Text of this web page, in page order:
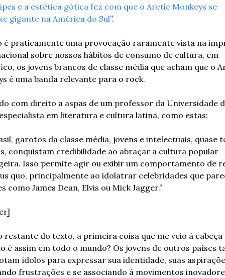
e a estética gótica fez com que o Arctic Monkeys se
gigante na América do Sul”.
é praticamente uma provocação raramente vista na
sobre nossos hábitos de consumo de cultura, em
os jovens brancos de classe média que acham que o
é uma banda relevante para o rock.
com direito a aspas de um professor da Universidade
em literatura e cultura latina, como estas:
garotos da classe média, jovens e intelectuais, quase
conquistam credibilidade ao abraçar a cultura popular
Isso permite agir ou exibir um comportamento de
quo, principalmente ao idolatrar celebridades que
como James Dean, Elvis ou Mick Jagger.”
restante do texto, a primeira coisa que me veio à cabeça
é assim em todo o mundo? Os jovens de outros países
ídolos para expressar sua identidade, suas
frustrações e se associando à movimentos